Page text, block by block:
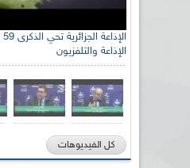
الإذاعة والتلفزيون
كل الفيديوهات